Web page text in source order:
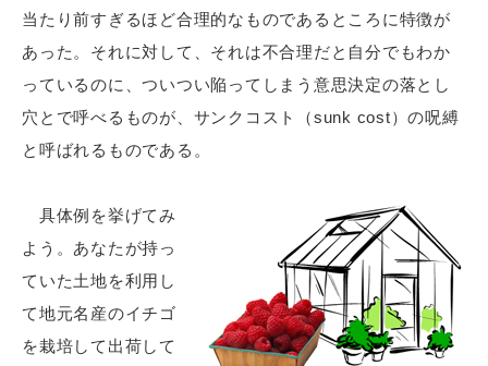
当たり前すぎるほど合理的なものであるところに特徴が
あった。それに対して、それは不合理だと自分でもわか
っているのに、ついつい陥ってしまう意思決定の落とし
穴とで呼べるものが、サンクコスト（sunk cost）の呪縛
と呼ばれるものである。
具体例を挙げてみ
よう。あなたが持っ
ていた土地を利用し
て地元名産のイチゴ
を栽培して出荷して